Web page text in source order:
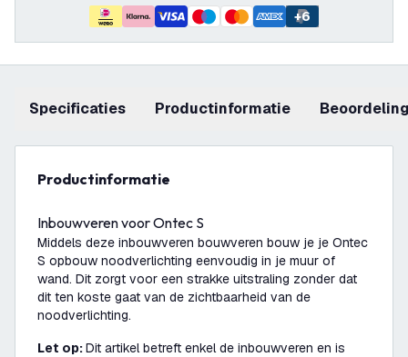
+6
Specificaties productinformatie
productinformatie
Inbouwveren voor Ontec S
Middels deze inbouwveren bouwveren bouw je je Ontec
S opbouw noodverlichting eenvoudig in je muur of
wand. Dit zorgt voor een strakke uitstraling zonder dat
dit ten koste gaat van de zichtbaarheid van de
noodverlichting.
Let op:Dit artikel betreft enkel de inbouwveren en is